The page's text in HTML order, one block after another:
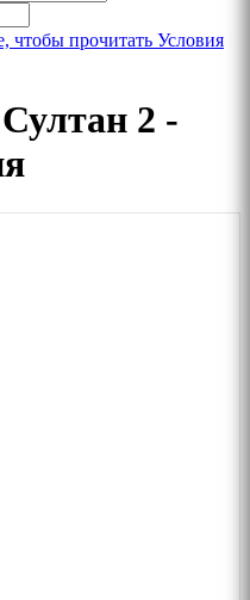
чтобы прочитать Условия
2 -